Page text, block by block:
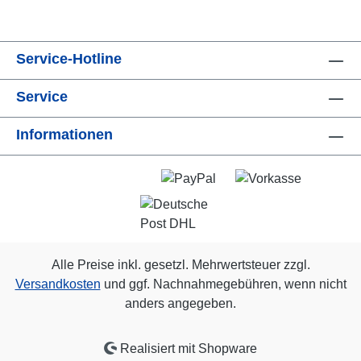
Service-Hotline
Service
Informationen
Alle Preise inkl. gesetzl. Mehrwertsteuer zzgl.
Versandkosten und ggf. Nachnahmegebühren, wenn nicht
anders angegeben.
Realisiert mit Shopware